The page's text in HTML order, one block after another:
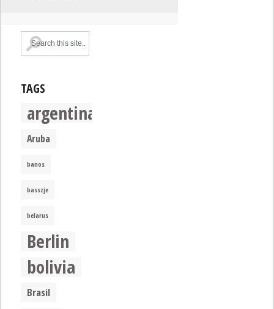
TAGS
argentina
Aruba
banos
basszje
belarus
Berlin
bolivia
Brasil